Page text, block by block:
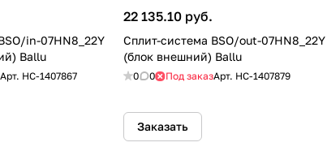
in-07HN8_22Y
Ballu
Арт. HC-1407867
22 135.10 руб.
Сплит-система BSO/out-07HN8_22Y
(блок внешний) Ballu
0 0 Под заказАрт. HC-1407879
Заказать